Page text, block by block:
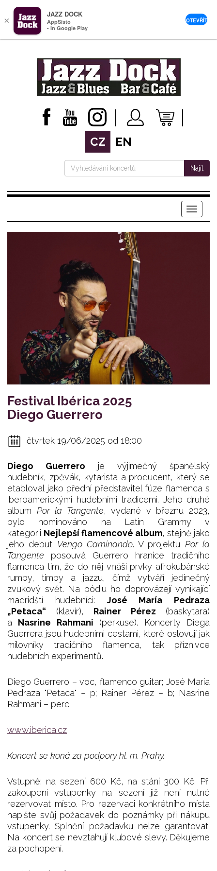
CZ EN
Najít
Menu
Festival Ibérica 2025
Diego Guerrero
čtvrtek 19/06/2025 od 18:00
Diego Guerrero je výjimečný španělský
hudebník, zpěvák, kytarista a producent, který se
etabloval jako přední představitel fúze flamenca s
iberoamerickými hudebními tradicemi. Jeho druhé
album Por la Tangente, vydané v březnu 2023,
bylo nominováno na Latin Grammy v
kategorii Nejlepší flamencové album, stejně jako
jeho debut Vengo Caminando. V projektu Por la
Tangente posouvá Guerrero hranice tradičního
flamenca tím, že do něj vnáší prvky afrokubánské
rumby, timby a jazzu, čímž vytváří jedinečný
zvukový svět. Na pódiu ho doprovázejí vynikající
madridští hudebníci: José María Pedraza
„Petaca“ (klavír), Rainer Pérez (baskytara)
a Nasrine Rahmani (perkuse). Koncerty Diega
Guerrera jsou hudebními cestami, které oslovují jak
milovníky tradičního flamenca, tak příznivce
hudebních experimentů.
Diego Guerrero – voc, flamenco guitar; José María
Pedraza "Petaca" – p; Rainer Pérez – b; Nasrine
Rahmani – perc.
www.iberica.cz
Koncert se koná za podpory hl. m. Prahy.
Vstupné: na sezení 600 Kč, na stání 300 Kč. Při
zakoupení vstupenky na sezení již není nutné
rezervovat místo. Pro rezervaci konkrétního místa
napište svůj požadavek do poznámky při nákupu
vstupenky. Splnění požadavku nelze garantovat.
Na koncert se nevztahují klubové slevy. Děkujeme
za pochopení.
×
JAZZ DOCK
AppSisto
- In Google Play
OTEVŘÍT